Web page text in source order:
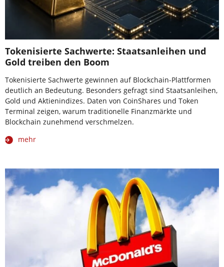
Tokenisierte Sachwerte: Staatsanleihen und
Gold treiben den Boom
Tokenisierte Sachwerte gewinnen auf Blockchain-Plattformen
deutlich an Bedeutung. Besonders gefragt sind Staatsanleihen,
Gold und Aktienindizes. Daten von CoinShares und Token
Terminal zeigen, warum traditionelle Finanzmärkte und
Blockchain zunehmend verschmelzen.
mehr